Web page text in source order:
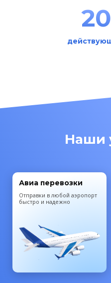
Наши
Авиа перевозки
Отправки в любой аэропорт
быстро и надежно